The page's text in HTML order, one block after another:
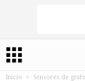
Inicio Sensores de